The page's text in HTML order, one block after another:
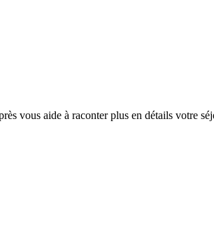
vous aide à raconter plus en détails votre